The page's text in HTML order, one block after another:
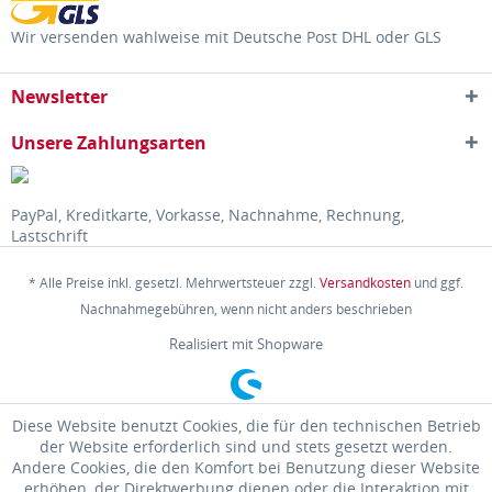
Wir versenden wahlweise mit Deutsche Post DHL oder GLS
Newsletter
Unsere Zahlungsarten
PayPal, Kreditkarte, Vorkasse, Nachnahme, Rechnung,
Lastschrift
* Alle Preise inkl. gesetzl. Mehrwertsteuer zzgl.Versandkosten und ggf.
Nachnahmegebühren, wenn nicht anders beschrieben
Realisiert mit Shopware
Diese Website benutzt Cookies, die für den technischen Betrieb
der Website erforderlich sind und stets gesetzt werden.
Andere Cookies, die den Komfort bei Benutzung dieser Website